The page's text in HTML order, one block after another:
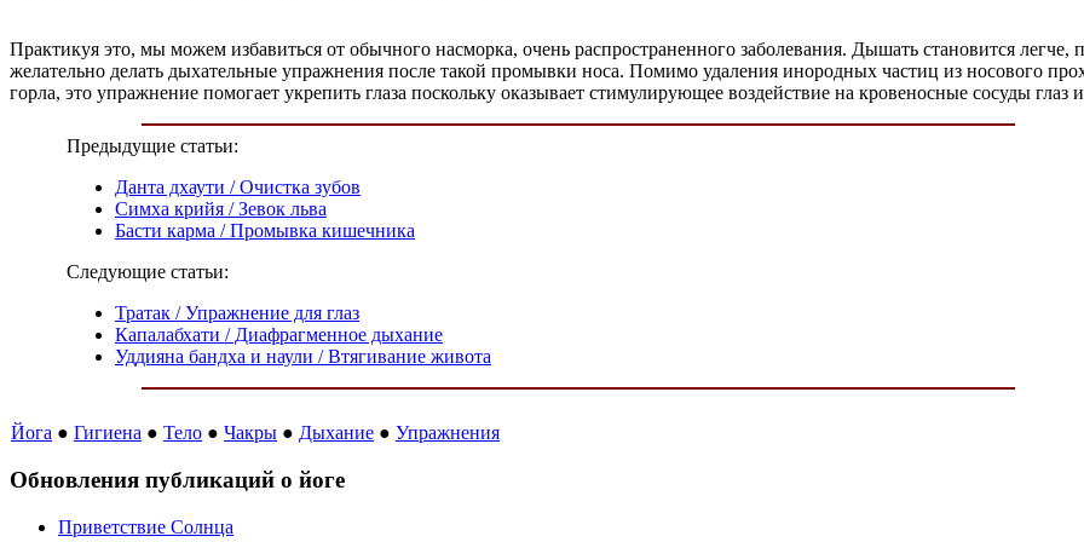
Практикуя это, мы можем избавиться от обычного насморка, очень распространенного заболевания. Дышать становится легче,
желательно делать дыхательные упражнения после такой промывки носа. Помимо удаления инородных частиц из носового
горла, это упражнение помогает укрепить глаза поскольку оказывает стимулирующее воздействие на кровеносные сосуды глаз
Предыдущие статьи:
Данта дхаути / Очистка зубов
Симха крийя / Зевок льва
Басти карма / Промывка кишечника
Следующие статьи:
Тратак / Упражнение для глаз
Капалабхати / Диафрагменное дыхание
Уддияна бандха и наули / Втягивание живота
Йога ● Гигиена ● Тело ● Чакры ● Дыхание ● Упражнения
Обновления публикаций о йоге
Приветствие Солнца